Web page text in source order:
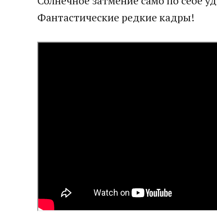
Фантастические редкие кадры!